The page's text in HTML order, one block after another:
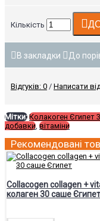
Кількість
В закладки До
Відгуків: 0 / Написати
Мітки: Колакоген Єгипет
добавки вітаміни
Рекомендовані
Collacogen collagen +
колаген 30 саше Єгипет